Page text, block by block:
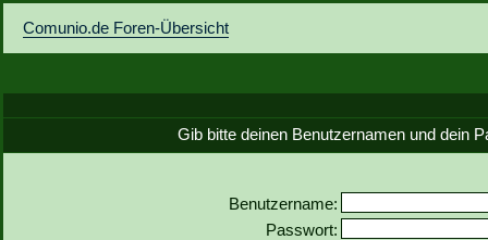
Spielanalyse
Vereinsdiskussion
Comunio.de Foren-Übersicht
Gib bitte deinen Benutzernamen und dein
Benutzername:
Passwort: